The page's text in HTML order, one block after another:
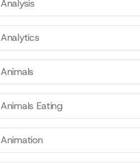
Analysis
Analytics
Animals
Animals Eating
Animation